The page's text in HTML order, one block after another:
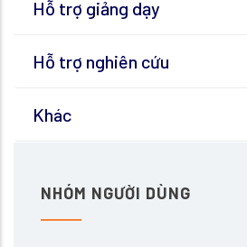
Hỗ trợ giảng dạy
Hỗ trợ nghiên cứu
Khác
NHÓM NGƯỜI DÙNG